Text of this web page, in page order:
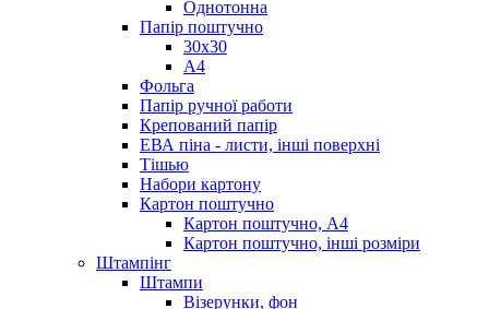
Однотонна
Папір поштучно
30х30
А4
Фольга
Папір ручної работи
Крепований папір
ЕВА піна - листи, інші поверхні
Тішью
Набори картону
Картон поштучно
Картон поштучно, А4
Картон поштучно, інші розміри
Штампінг
Штампи
Візерунки, фон